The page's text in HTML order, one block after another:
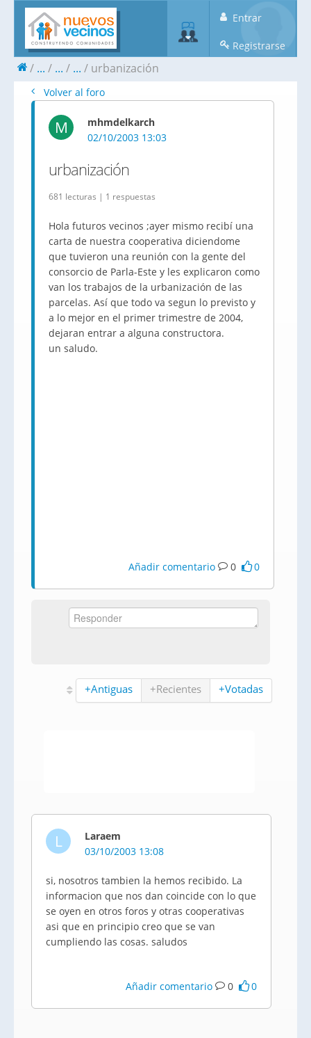
Entrar
Registrarse
... ... ... urbanización
Volver al foro
M
mhmdelkarch
02/10/2003 13:03
urbanización
681 lecturas | 1 respuestas
Hola futuros vecinos ;ayer mismo recibí una
carta de nuestra cooperativa diciendome
que tuvieron una reunión con la gente del
consorcio de Parla-Este y les explicaron como
van los trabajos de la urbanización de las
parcelas. Así que todo va segun lo previsto y
a lo mejor en el primer trimestre de 2004,
dejaran entrar a alguna constructora.
un saludo.
Añadir comentario 0 0
+Antiguas +Recientes +Votadas
L
Laraem
03/10/2003 13:08
si, nosotros tambien la hemos recibido. La
informacion que nos dan coincide con lo que
se oyen en otros foros y otras cooperativas
asi que en principio creo que se van
cumpliendo las cosas. saludos
Añadir comentario 0 0